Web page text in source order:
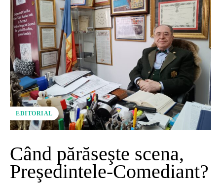
EDITORIAL
Când părăseşte scena,
Preşedintele-Comediant?